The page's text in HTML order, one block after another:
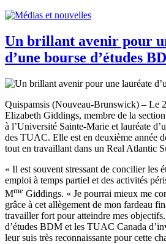
Un brillant avenir pour
d’une bourse d’études
Quispamsis (Nouveau-Brunswick) – Le
Elizabeth Giddings, membre de la
à l’Université Sainte-Marie et lauréate
des TUAC. Elle est en deuxième année
tout en travaillant dans un Real Atlantic
« Il est souvent stressant de concilier les
emploi à temps partiel et des activités
Mme Giddings. « Je pourrai mieux me
grâce à cet allègement de mon fardeau
travailler fort pour atteindre mes
d’études BDM et les TUAC Canada
leur suis très reconnaissante pour cette